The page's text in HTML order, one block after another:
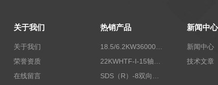
关于我们
关于我们
荣誉资质
在线留言
热销产品 新闻中心
新闻中心
技术文章